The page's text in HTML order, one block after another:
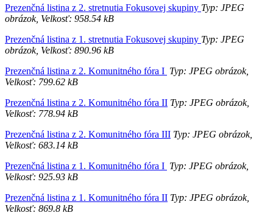
Prezenčná listina z 2. stretnutia Fokusovej skupiny Typ: JPEG
obrázok, Velkosť: 958.54 kB
Prezenčná listina z 1. stretnutia Fokusovej skupiny Typ: JPEG
obrázok, Velkosť: 890.96 kB
Prezenčná listina z 2. Komunitného fóra I Typ: JPEG obrázok,
Velkosť: 799.62 kB
Prezenčná listina z 2. Komunitného fóra II Typ: JPEG obrázok,
Velkosť: 778.94 kB
Prezenčná listina z 2. Komunitného fóra III Typ: JPEG obrázok,
Velkosť: 683.14 kB
Prezenčná listina z 1. Komunitného fóra I Typ: JPEG obrázok,
Velkosť: 925.93 kB
Prezenčná listina z 1. Komunitného fóra II Typ: JPEG obrázok,
Velkosť: 869.8 kB